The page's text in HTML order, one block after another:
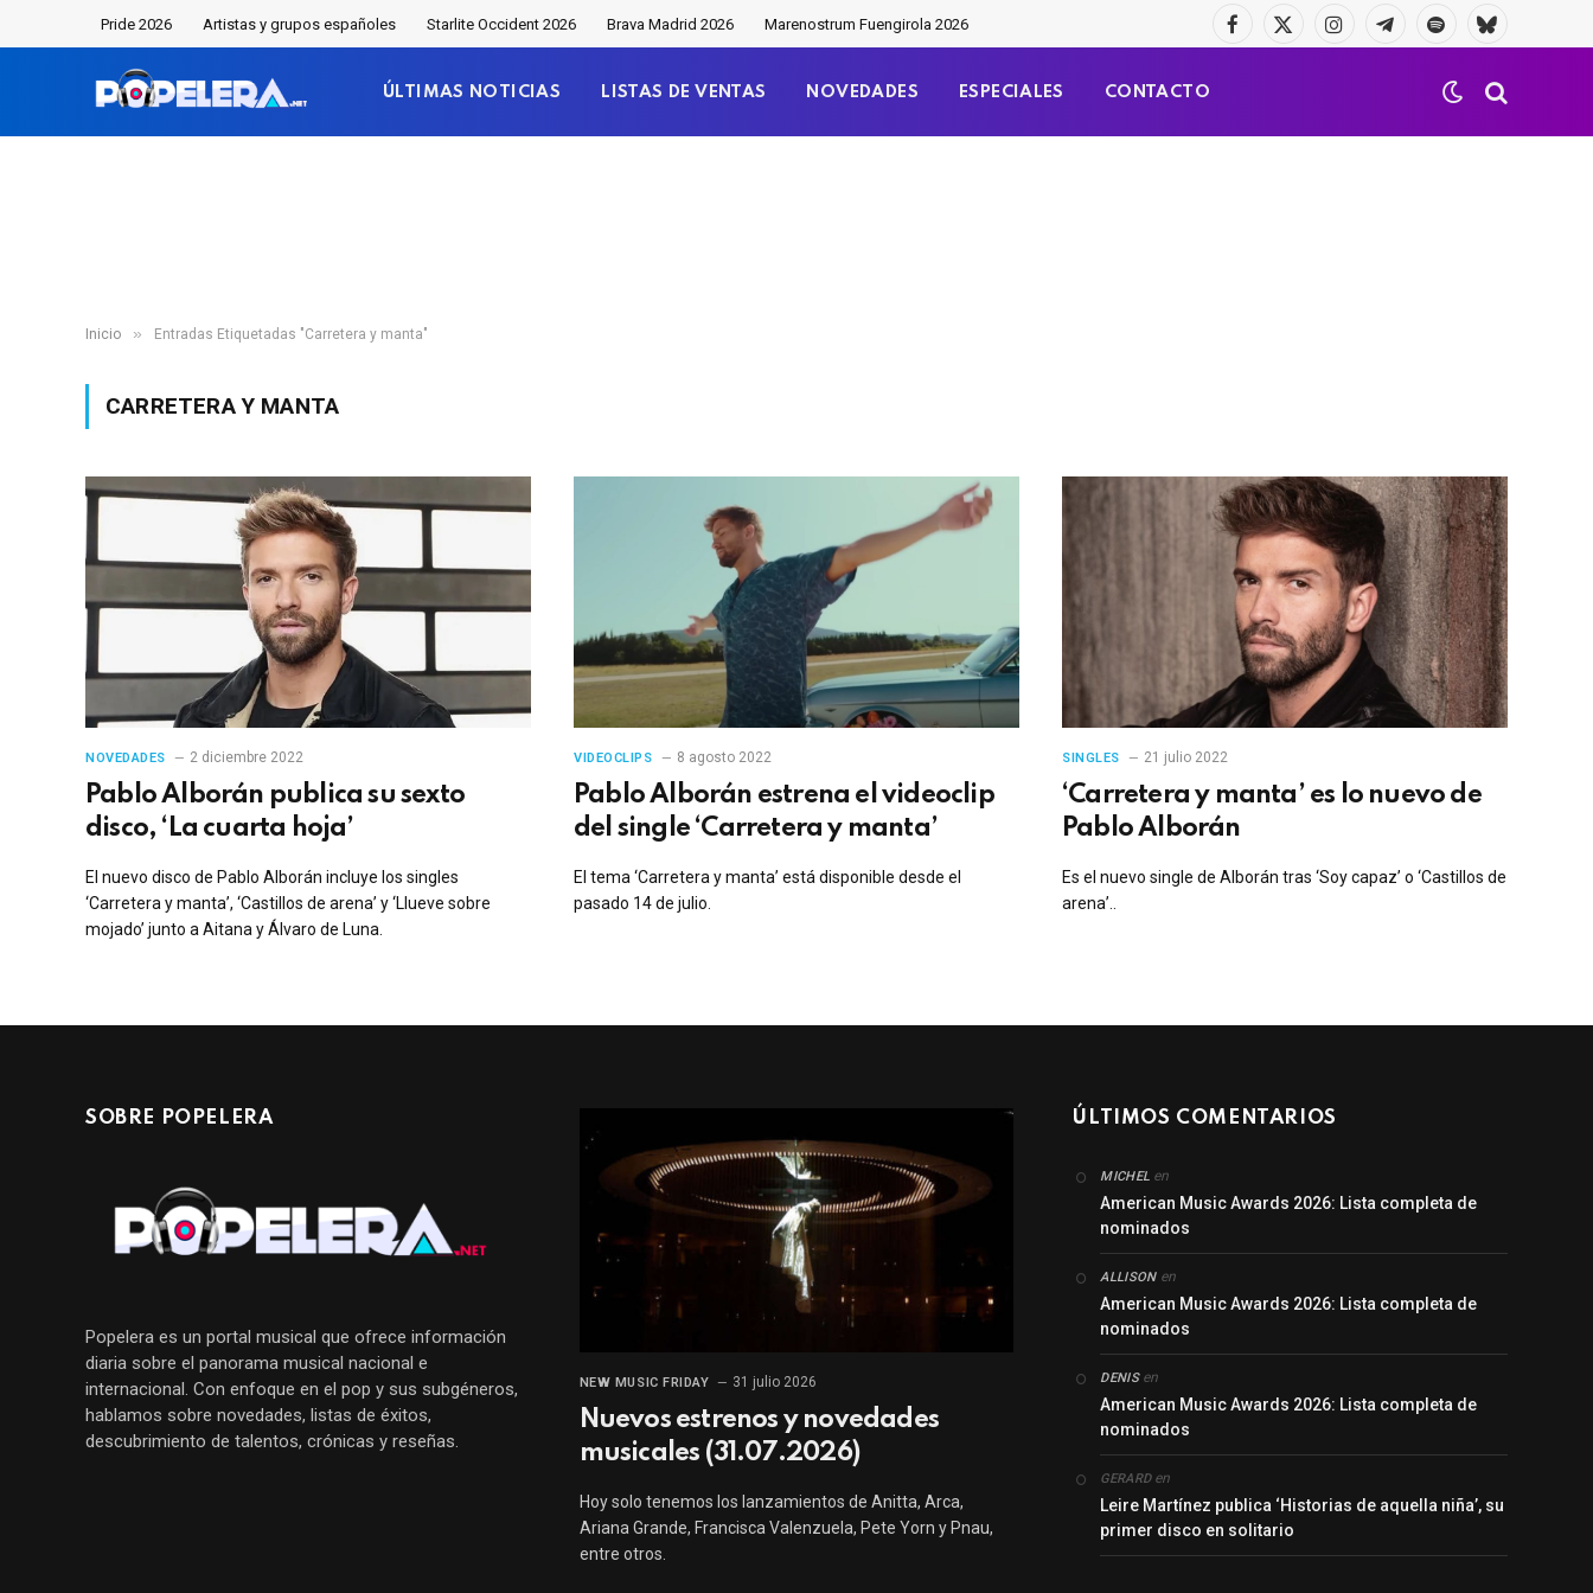
Pride 2026 Artistas y grupos españoles Starlite Occident 2026 Brava Madrid 2026 Marenostrum Fuengirola 2026
Facebook
X
InstagramTelegramaSpotifyBluesky
ÚLTIMAS NOTICIAS LISTAS DE VENTAS NOVEDADES ESPECIALES CONTACTO
Inicio » Entradas Etiquetadas "Carretera y manta"
CARRETERA Y MANTA
NOVEDADES 2 diciembre 2022
Pablo Alborán publica su sexto
disco, ‘La cuarta hoja’
El nuevo disco de Pablo Alborán incluye los singles
‘Carretera y manta’, ‘Castillos de arena’ y ‘Llueve sobre
mojado’ junto a Aitana y Álvaro de Luna.
VIDEOCLIPS 8 agosto 2022
Pablo Alborán estrena el videoclip
del single ‘Carretera y manta’
El tema ‘Carretera y manta’ está disponible desde el
pasado 14 de julio.
SINGLES 21 julio 2022
‘Carretera y manta’ es lo nuevo de
Pablo Alborán
Es el nuevo single de Alborán tras ‘Soy capaz’ o ‘Castillos de
arena’..
SOBRE POPELERA
Popelera es un portal musical que ofrece información
diaria sobre el panorama musical nacional e
internacional. Con enfoque en el pop y sus subgéneros,
hablamos sobre novedades, listas de éxitos,
descubrimiento de talentos, crónicas y reseñas.
NEW MUSIC FRIDAY 31 julio 2026
Nuevos estrenos y novedades
musicales (31.07.2026)
Hoy solo tenemos los lanzamientos de Anitta, Arca,
Ariana Grande, Francisca Valenzuela, Pete Yorn y Pnau,
entre otros.
ÚLTIMOS COMENTARIOS
MICHEL en
American Music Awards 2026: Lista completa de
nominados
ALLISONen
American Music Awards 2026: Lista completa de
nominados
DENISen
American Music Awards 2026: Lista completa de
nominados
GERARDen
Leire Martínez publica ‘Historias de aquella niña’, su
primer disco en solitario